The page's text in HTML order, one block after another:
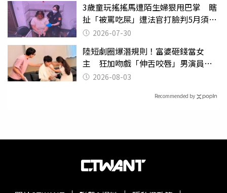
3歲童玩搖搖馬遭陌生婦狠甩巴掌 瞎
扯「被罵吃屎」遭法官打臉判5月須入
監 2026-07-30
陸短劇圈爆潛規則！富婆砸錢當女
主 狂加吻戲「伸舌咬唇」男演員崩
潰 2026-08-03
Recommended by